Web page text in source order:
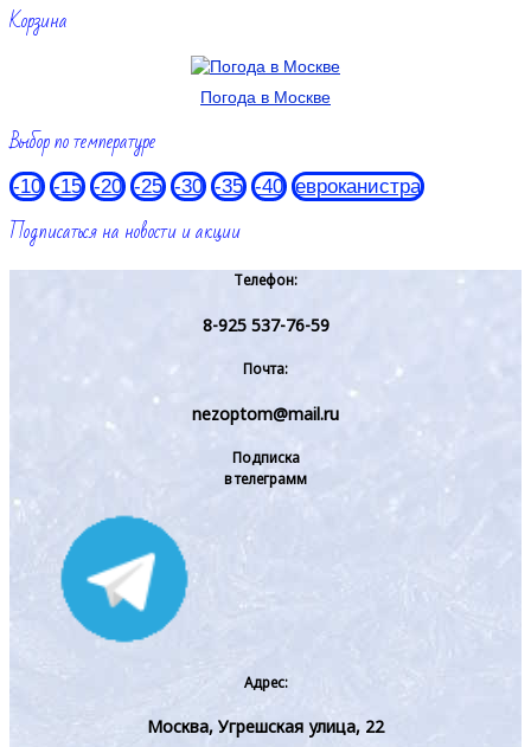
Корзина
Погода в Москве
Выбор по температуре
-10 -15 -20 -25 -30 -35 -40 евроканистра
Подписаться на новости и акции
Телефон:
8-925 537-76-59
Почта:
nezoptom@mail.ru
Подписка
в телеграмм
Адрес:
Москва, Угрешская улица, 22